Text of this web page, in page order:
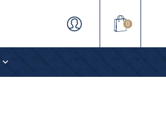
0